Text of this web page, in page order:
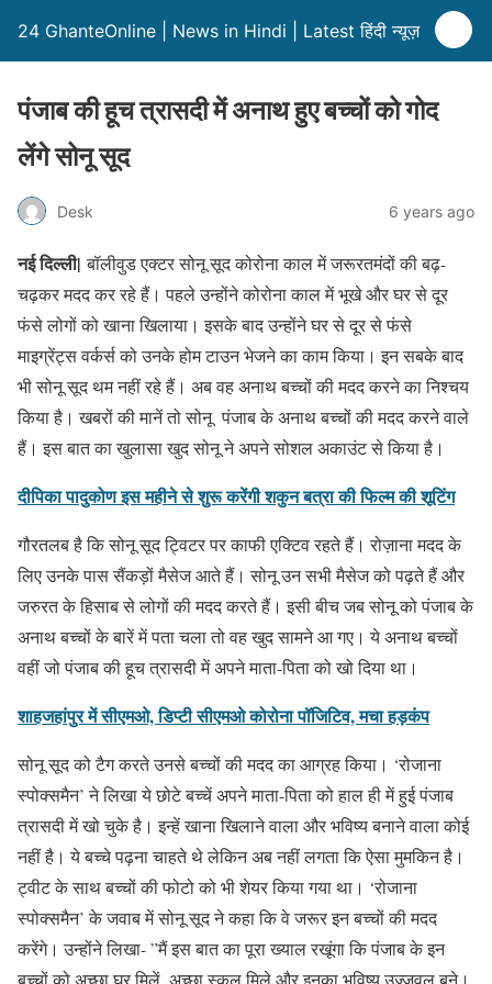
24 GhanteOnline | News in Hindi | Latest हिंदी न्यूज़
पंजाब की हूच त्रासदी में अनाथ हुए बच्चों को गोद
लेंगे सोनू सूद
Desk 6 years ago
नई दिल्ली|बॉलीवुड एक्टर सोनू सूद कोरोना काल में जरूरतमंदों की बढ़-
चढ़कर मदद कर रहे हैं। पहले उन्होंने कोरोना काल में भूखे और घर से दूर
फंसे लोगों को खाना खिलाया। इसके बाद उन्होंने घर से दूर से फंसे
माइग्रेंट्स वर्कर्स को उनके होम टाउन भेजने का काम किया। इन सबके बाद
भी सोनू सूद थम नहीं रहे हैं। अब वह अनाथ बच्चों की मदद करने का निश्चय
किया है। खबरों की मानें तो सोनू पंजाब के अनाथ बच्चों की मदद करने वाले
हैं। इस बात का खुलासा खुद सोनू ने अपने सोशल अकाउंट से किया है।
दीपिका पादुकोण इस महीने से शुरू करेंगी शकुन बत्रा की फिल्म की शूटिंग
गौरतलब है कि सोनू सूद ट्विटर पर काफी एक्टिव रहते हैं। रोज़ाना मदद के
लिए उनके पास सैंकड़ों मैसेज आते हैं। सोनू उन सभी मैसेज को पढ़ते हैं और
जरुरत के हिसाब से लोगों की मदद करते हैं। इसी बीच जब सोनू को पंजाब के
अनाथ बच्चों के बारें में पता चला तो वह खुद सामने आ गए। ये अनाथ बच्चों
वहीं जो पंजाब की हूच त्रासदी में अपने माता-पिता को खो दिया था।
शाहजहांपुर में सीएमओ, डिप्टी सीएमओ कोरोना पॉजिटिव, मचा हड़कंप
सोनू सूद को टैग करते उनसे बच्चों की मदद का आग्रह किया। ‘रोजाना
स्पोक्समैन’ ने लिखा ये छोटे बच्चें अपने माता-पिता को हाल ही में हुई पंजाब
त्रासदी में खो चुके है। इन्हें खाना खिलाने वाला और भविष्य बनाने वाला कोई
नहीं है। ये बच्चे पढ़ना चाहते थे लेकिन अब नहीं लगता कि ऐसा मुमकिन है।
ट्वीट के साथ बच्चों की फोटो को भी शेयर किया गया था। ‘रोजाना
स्पोक्समैन’ के जवाब में सोनू सूद ने कहा कि वे जरूर इन बच्चों की मदद
करेंगे। उन्होंने लिखा- ”मैं इस बात का पूरा ख्याल रखूंगा कि पंजाब के इन
बच्चों को अच्छा घर मिलें, अच्छा स्कूल मिले और इनका भविष्य उज्जवल बने।